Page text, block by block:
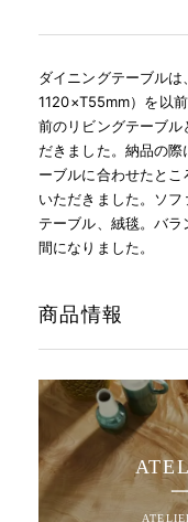
ダイニングテーブル
1120×T55mm）を以
前のリビングテーブ
だきました。納品の
ーブルに合わせたと
いただきました。ソ
テーブル、絨毯。バ
間になりました。
商品情報